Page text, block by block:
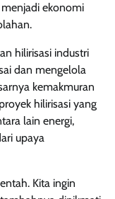
ekonomi
hilirisasi industri
dan mengelola
kemakmuran
hilirisasi yang
lain energi,
upaya
Kita ingin